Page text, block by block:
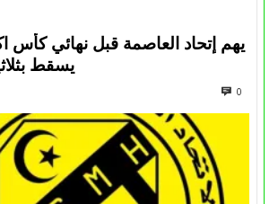
يهم إتحاد العاصمة قبل نهائي كأس
0